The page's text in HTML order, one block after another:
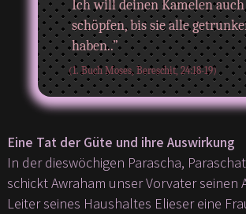
Ich will deinen Kamelen auch
schöpfen, bis sie alle
haben..”
(1. Buch Moses, Bereschit, 24:18-19)
Eine Tat der Güte und ihre Auswirkung
In der dieswöchigen Parascha,
schickt Awraham unser Vorvater seinen
Leiter seines Haushaltes Elieser eine